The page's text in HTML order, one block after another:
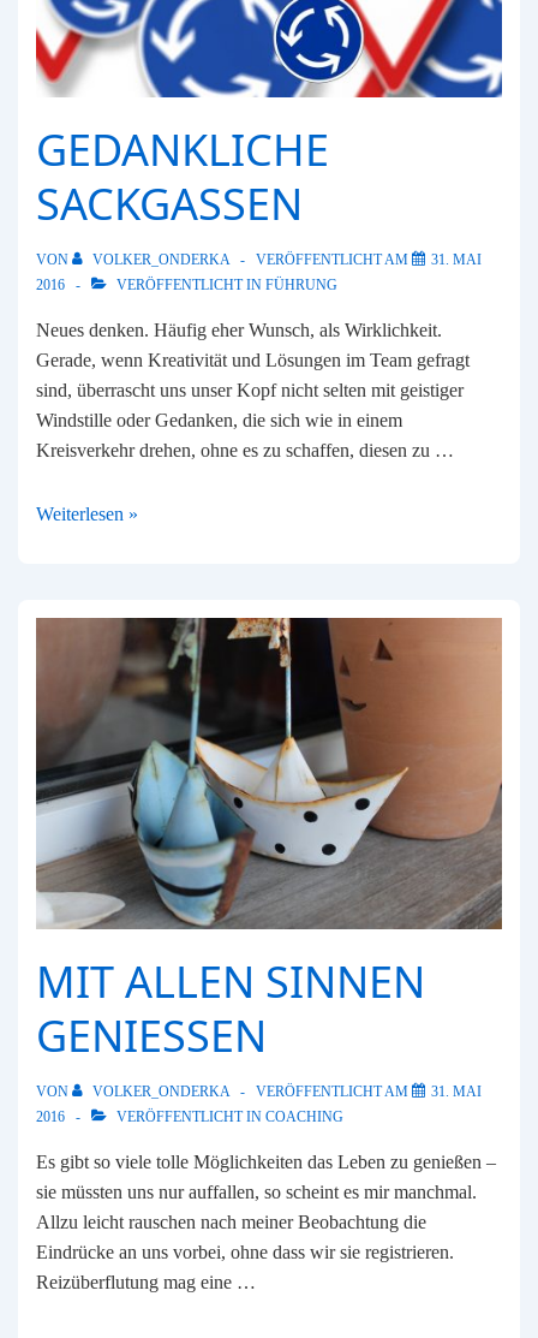
GEDANKLICHE
SACKGASSEN
VON VOLKER_ONDERKA VERÖFFENTLICHT AM
31. MAI
2016
VERÖFFENTLICHT IN FÜHRUNG
Neues denken. Häufig eher Wunsch, als Wirklichkeit.
Gerade, wenn Kreativität und Lösungen im Team gefragt
sind, überrascht uns unser Kopf nicht selten mit geistiger
Windstille oder Gedanken, die sich wie in einem
Kreisverkehr drehen, ohne es zu schaffen, diesen zu …
Gedankliche
Weiterlesen »
MIT ALLEN SINNEN
GENIESSEN
VON VOLKER_ONDERKA VERÖFFENTLICHT AM
31. MAI
2016
VERÖFFENTLICHT IN COACHING
Es gibt so viele tolle Möglichkeiten das Leben zu genießen –
sie müssten uns nur auffallen, so scheint es mir manchmal.
Allzu leicht rauschen nach meiner Beobachtung die
Eindrücke an uns vorbei, ohne dass wir sie registrieren.
Reizüberflutung mag eine …